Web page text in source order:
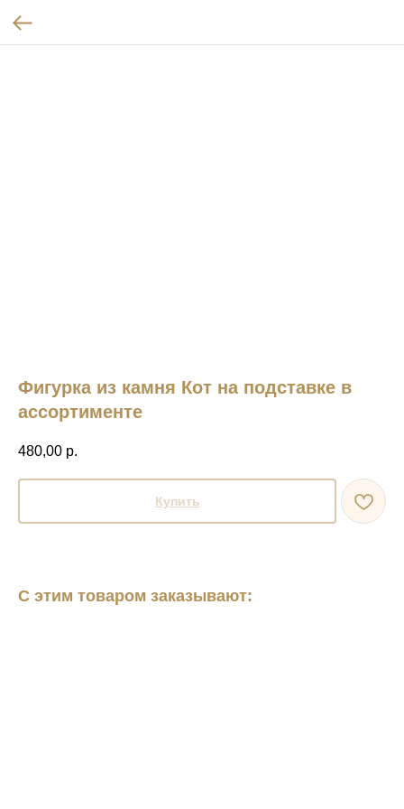
Фигурка из камня Кот на подставке в
ассортименте
480,00 р.
Купить
С этим товаром заказывают: